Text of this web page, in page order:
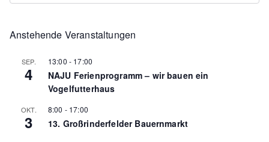
Anstehende Veranstaltungen
SEP.
4
13:00 - 17:00
NAJU Ferienprogramm – wir bauen ein
Vogelfutterhaus
OKT.
3
8:00 - 17:00
13. Großrinderfelder Bauernmarkt